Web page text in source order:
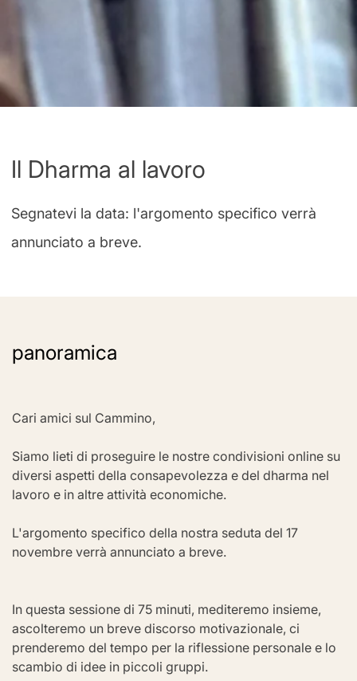
Il Dharma al lavoro
Segnatevi la data: l'argomento specifico verrà
annunciato a breve.
panoramica
Cari amici sul Cammino,
Siamo lieti di proseguire le nostre condivisioni online su
diversi aspetti della consapevolezza e del dharma nel
lavoro e in altre attività economiche.
L'argomento specifico della nostra seduta del 17
novembre verrà annunciato a breve.
In questa sessione di 75 minuti, mediteremo insieme,
ascolteremo un breve discorso motivazionale, ci
prenderemo del tempo per la riflessione personale e lo
scambio di idee in piccoli gruppi.